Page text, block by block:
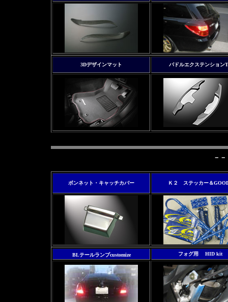
3Dデザインマット パドルエクステンション
－
ボンネット・キャッチカバー Ｋ２ ステッカー＆
BLテールランプcustomize フォグ用 HID kit